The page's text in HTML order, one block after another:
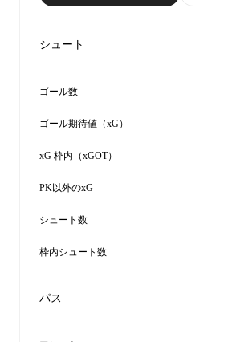
シュート
ゴール数
ゴール期待値（xG）
xG 枠内（xGOT）
PK以外のxG
シュート数
枠内シュート数
パス